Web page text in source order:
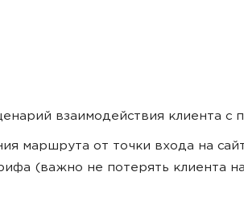
взаимодействия клиента с
маршрута от точки входа на
(важно не потерять клиента